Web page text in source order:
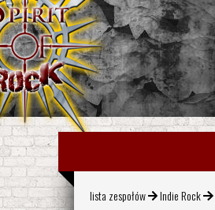
lista zespołów Indie Rock